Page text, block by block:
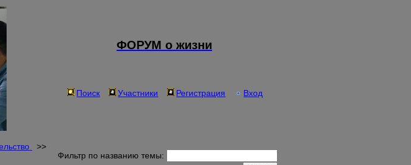
ФОРУМ о жизни
Поиск Участники Регистрация Вход
>>
Фильтр по названию темы: